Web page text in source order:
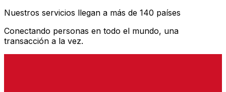
Nuestros servicios llegan a más de 140 países
Conectando personas en todo el mundo, una
transacción a la vez.